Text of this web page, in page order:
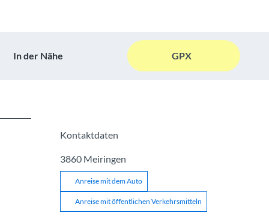
In der Nähe GPX
Kontaktdaten
3860 Meiringen
Anreise mit dem Auto
Anreise mit öffentlichen Verkehrsmitteln